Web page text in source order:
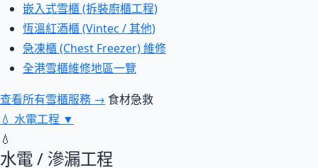
嵌入式雪櫃 (拆裝廚櫃工程)
恆溫紅酒櫃 (Vintec / 其他)
急凍櫃 (Chest Freezer) 維修
全港雪櫃維修地區一覽
查看所有雪櫃服務 → 食材急救
💧 水電工程 ▼
💧
水電 / 滲漏工程